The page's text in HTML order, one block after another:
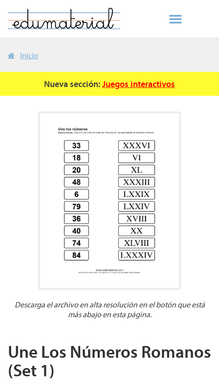
Inicio
Nueva sección:Juegos interactivos
Descarga el archivo en alta resolución en el botón que está
más abajo en esta página.
Une Los Números Romanos
(Set 1)